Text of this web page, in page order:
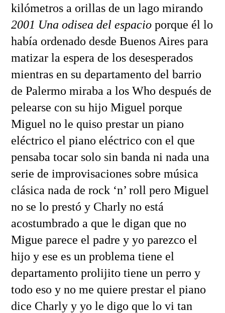
kilómetros a orillas de un lago mirando
2001 Una odisea del espacioporque él lo
había ordenado desde Buenos Aires para
matizar la espera de los desesperados
mientras en su departamento del barrio
de Palermo miraba a los Who después de
pelearse con su hijo Miguel porque
Miguel no le quiso prestar un piano
eléctrico el piano eléctrico con el que
pensaba tocar solo sin banda ni nada una
serie de improvisaciones sobre música
clásica nada de rock ‘n’ roll pero Miguel
no se lo prestó y Charly no está
acostumbrado a que le digan que no
Migue parece el padre y yo parezco el
hijo y ese es un problema tiene el
departamento prolijito tiene un perro y
todo eso y no me quiere prestar el piano
dice Charly y yo le digo que lo vi tan